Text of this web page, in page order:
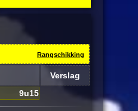
Rangschikking
Verslag
9u15